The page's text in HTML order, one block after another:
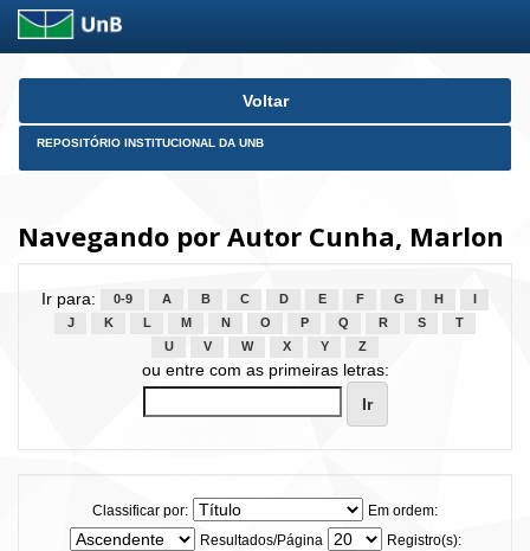
Skip
Voltar
REPOSITÓRIO INSTITUCIONAL DA UNB
Navegando por Autor Cunha, Marlon
Ir para: 0-9 A B C D E F G H
J
K L M N O P Q R S
T
U
V W X Y Z
ou entre com as primeiras letras:
Classificar por:
Em ordem:
Resultados/Página
Registro(s):